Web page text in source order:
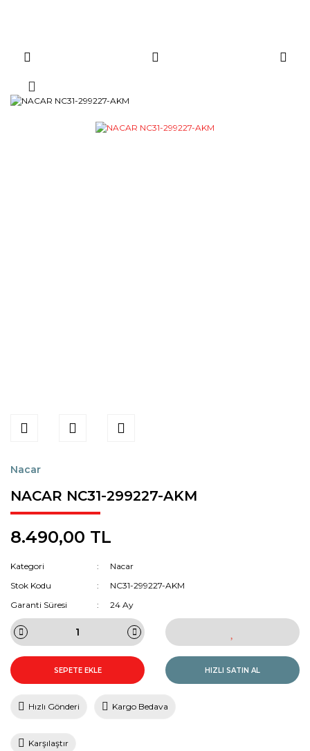
Nacar
NACAR NC31-299227-AKM
8.490,00 TL
Kategori
Nacar
Stok Kodu
NC31-299227-AKM
Garanti Süresi
24 Ay
SEPETE EKLE HIZLI SATIN AL
Hızlı Gönderi Kargo Bedava
Karşılaştır